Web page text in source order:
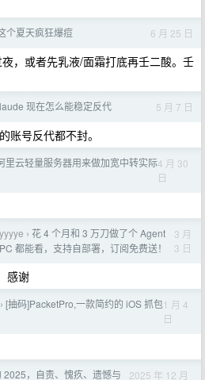
个夏天疯狂爆痘 6 月 25 日
，或者先乳液/面霜打底再壬二酸。壬
现在怎么能稳定反代 5 月 7 日
账号反代都不封。
里云轻量服务器用来做加宽中转实际4 月 30
日
› 花 4 个月和 3 万刀做了个 Agent
都能看，支持自部署，订阅免费送！
3 月
3 日
感谢
› [抽码]PacketPro,一款简约的 iOS 抓包1 月 4
日
2025，自责、愧疚、遗憾与 2025 年 12 月